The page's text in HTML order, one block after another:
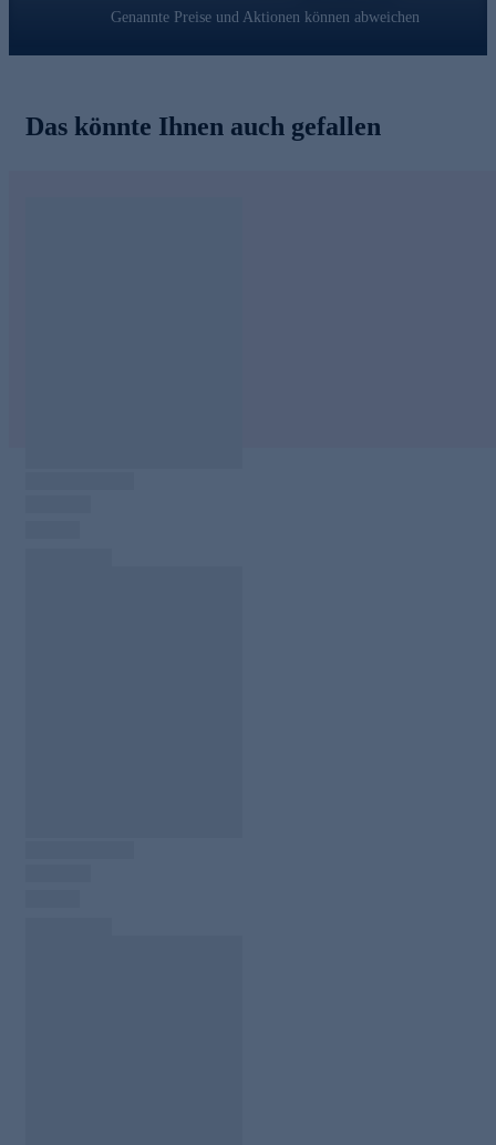
Genannte Preise und Aktionen können abweichen
Das könnte Ihnen auch gefallen